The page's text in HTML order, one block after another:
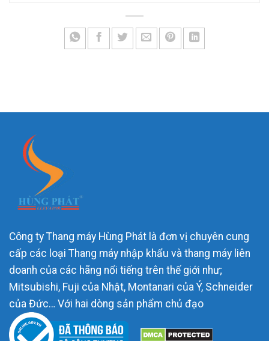
Công ty Thang máy Hùng Phát là đơn vị chuyên cung
cấp các loại Thang máy nhập khẩu và thang máy liên
doanh của các hãng nổi tiếng trên thế giới như;
Mitsubishi, Fuji của Nhật, Montanari của Ý, Schneider
của Đức… Với hai dòng sản phẩm chủ đạo